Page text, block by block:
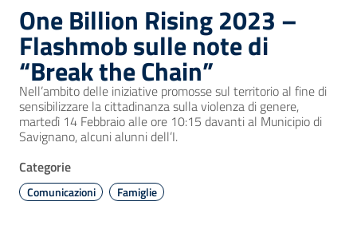
One Billion Rising 2023 –
Flashmob sulle note di
“Break the Chain”
Nell’ambito delle iniziative promosse sul territorio al fine di
sensibilizzare la cittadinanza sulla violenza di genere,
martedì 14 Febbraio alle ore 10:15 davanti al Municipio di
Savignano, alcuni alunni dell’I.
Categorie
Comunicazioni Famiglie